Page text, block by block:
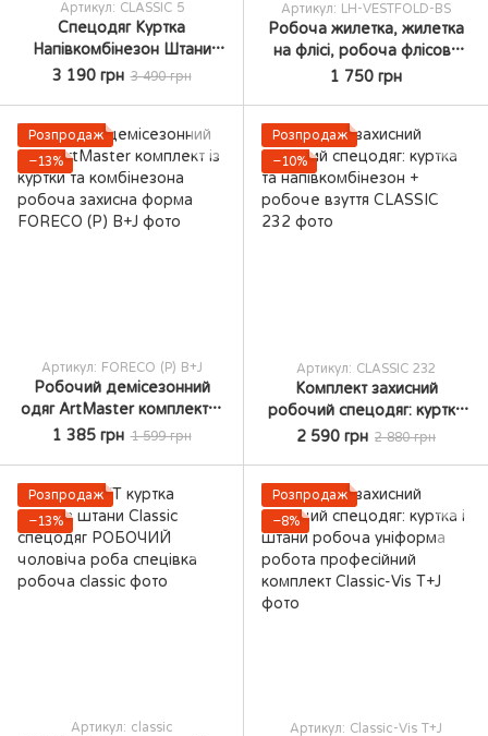
Артикул: CLASSIC 5
Спецодяг Куртка
Напівкомбінезон Штани
Жилетка Шорти ArtMaster
3 190 грн 3 490 грн
Артикул: LH-VESTFOLD-BS
Робоча жилетка, жилетка
на флісі, робоча флісова
жилетка, жилетка, Спец
1 750 грн
Розпродаж
−13%
Артикул: FORECO (Р) B+J
Робочий демісезонний
одяг ArtMaster комплект із
куртки та комбінезона
1 385 грн 1 599 грн
Розпродаж
−10%
Артикул: CLASSIC 232
Комплект захисний
робочий спецодяг: куртка
та напівкомбінезон +
2 590 грн 2 880 грн
Розпродаж
−13%
Артикул: classic
Розпродаж
−8%
Артикул: Classic-Vis T+J